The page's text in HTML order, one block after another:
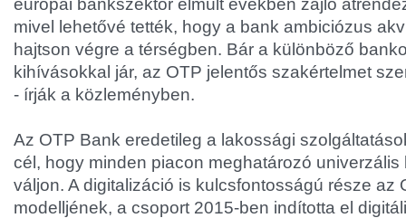
európai bankszektor elmúlt években zajló
mivel lehetővé tették, hogy a bank ambiciózus
hajtson végre a térségben. Bár a különböző
kihívásokkal jár, az OTP jelentős szakértelmet
- írják a közleményben.
Az OTP Bank eredetileg a lakossági
cél, hogy minden piacon meghatározó
váljon. A digitalizáció is kulcsfontosságú része az
modelljének, a csoport 2015-ben indította el